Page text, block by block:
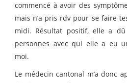
commencé à avoir des
mais n’a pris rdv pour se faire
midi. Résultat positif, elle a
personnes avec qui elle a eu
moi.
Le médecin cantonal m’a donc